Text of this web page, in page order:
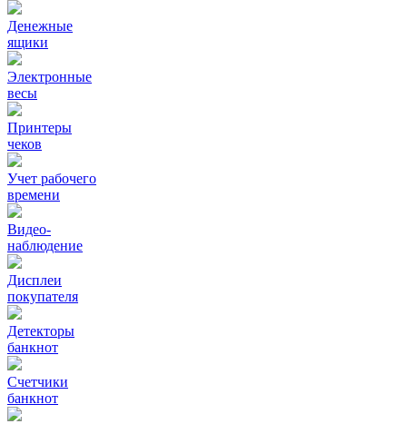
Денежные
ящики
Электронные
весы
Принтеры
чеков
Учет рабочего
времени
Видео‑
наблюдение
Дисплеи
покупателя
Детекторы
банкнот
Счетчики
банкнот